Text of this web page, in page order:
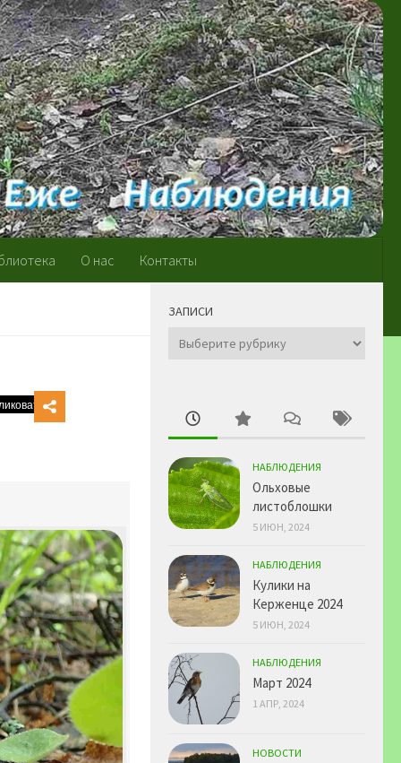
О нас Контакты
ЗАПИСИ
Записи
НАБЛЮДЕНИЯ
Ольховые
листоблошки
5 ИЮН, 2024
НАБЛЮДЕНИЯ
Кулики на
Керженце 2024
5 ИЮН, 2024
НАБЛЮДЕНИЯ
Март 2024
1 АПР, 2024
НОВОСТИ